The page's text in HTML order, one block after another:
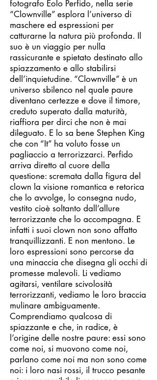
fotografo Eolo Perfido, nella serie
“Clownville” esplora l’universo di
maschere ed espressioni per
catturarne la natura più profonda. Il
suo è un viaggio per nulla
rassicurante e spietato destinato allo
spiazzamento e allo stabilirsi
dell’inquietudine. “Clownville” è un
universo sbilenco nel quale paure
diventano certezze e dove il timore,
creduto superato dalla maturità,
riaffiora per dirci che non è mai
dileguato. E lo sa bene Stephen King
che con “It” ha voluto fosse un
pagliaccio a terrorizzarci. Perfido
arriva diretto al cuore della
questione: scremata dalla figura del
clown la visione romantica e retorica
che lo avvolge, lo consegna nudo,
vestito cioè soltanto dall’allure
terrorizzante che lo accompagna. E
infatti i suoi clown non sono affatto
tranquillizzanti. E non mentono. Le
loro espressioni sono percorse da
una minaccia che disegna gli occhi di
promesse malevoli. Li vediamo
agitarsi, ventilare scivolosità
terrorizzanti, vediamo le loro braccia
mulinare ambiguamente.
Comprendiamo qualcosa di
spiazzante e che, in radice, è
l’origine delle nostre paure: essi sono
come noi, si muovono come noi,
parlano come noi ma non sono come
noi: i loro nasi rossi, il trucco pesante